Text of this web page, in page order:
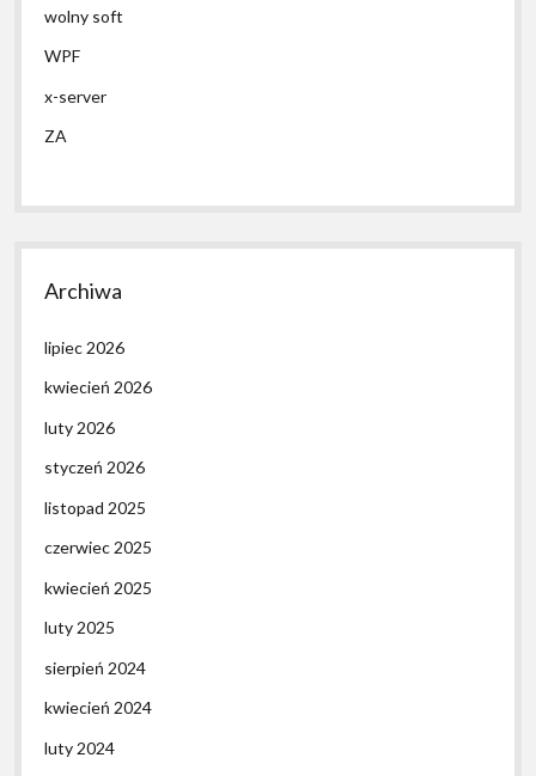
wolny soft
WPF
x-server
ZA
Archiwa
lipiec 2026
kwiecień 2026
luty 2026
styczeń 2026
listopad 2025
czerwiec 2025
kwiecień 2025
luty 2025
sierpień 2024
kwiecień 2024
luty 2024